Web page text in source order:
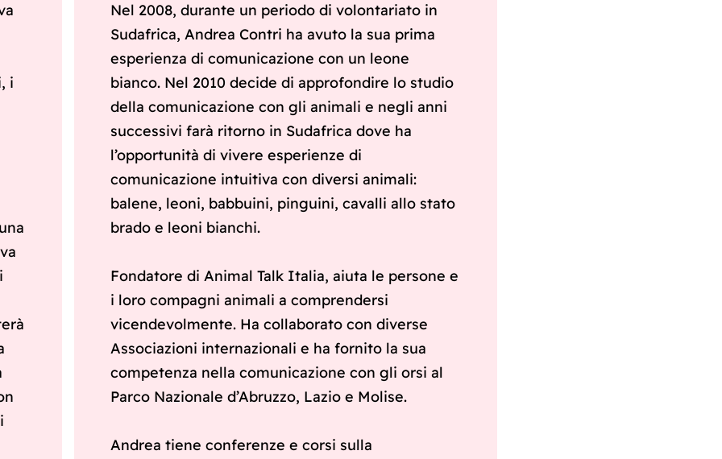
i
Nel 2008, durante un periodo di volontariato in
Sudafrica, Andrea Contri ha avuto la sua prima
esperienza di comunicazione con un leone
bianco. Nel 2010 decide di approfondire lo studio
della comunicazione con gli animali e negli anni
successivi farà ritorno in Sudafrica dove ha
l’opportunità di vivere esperienze di
comunicazione intuitiva con diversi animali:
balene, leoni, babbuini, pinguini, cavalli allo stato
brado e leoni bianchi.
Fondatore di Animal Talk Italia, aiuta le persone e
i loro compagni animali a comprendersi
vicendevolmente. Ha collaborato con diverse
Associazioni internazionali e ha fornito la sua
competenza nella comunicazione con gli orsi al
Parco Nazionale d’Abruzzo, Lazio e Molise.
Andrea tiene conferenze e corsi sulla